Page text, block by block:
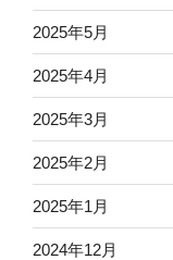
2025年5月
2025年4月
2025年3月
2025年2月
2025年1月
2024年12月